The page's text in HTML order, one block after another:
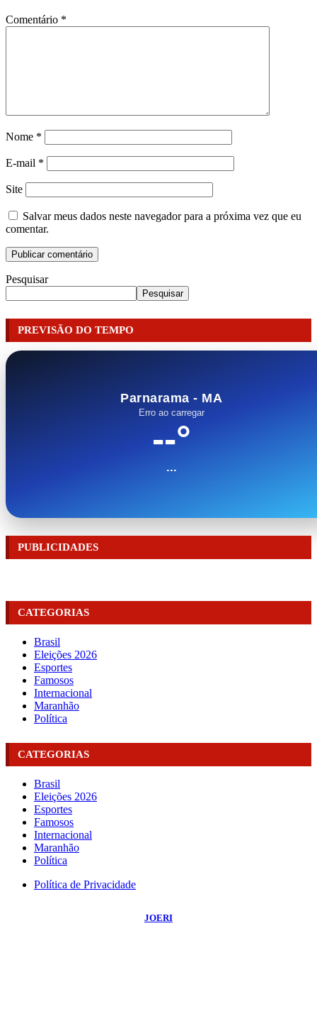
Comentário *
Nome *
E-mail *
Site
Salvar meus dados neste navegador para a próxima vez que eu
comentar.
Pesquisar
Pesquisar
PREVISÃO DO TEMPO
Parnarama - MA
Erro ao carregar
--°
...
PUBLICIDADES
CATEGORIAS
Brasil
Eleições 2026
Esportes
Famosos
Internacional
Maranhão
Política
CATEGORIAS
Brasil
Eleições 2026
Esportes
Famosos
Internacional
Maranhão
Política
Política de Privacidade
JOERI